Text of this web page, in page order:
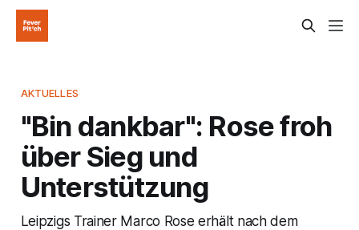
AKTUELLES
"Bin dankbar": Rose froh
über Sieg und
Unterstützung
Leipzigs Trainer Marco Rose erhält nach dem